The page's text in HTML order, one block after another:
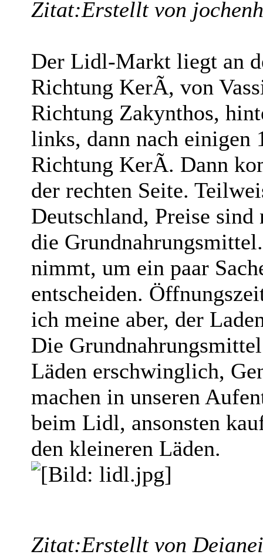
Zitat:Erstellt von
Der Lidl-Markt liegt an
Richtung KerÃ­, von
Richtung Zakynthos,
links, dann nach
Richtung KerÃ­. Dann
der rechten Seite.
Deutschland, Preise
die
nimmt, um ein paar
entscheiden.
ich meine aber, der
Die
Läden erschwinglich,
machen in unseren
beim Lidl, ansonsten
den kleineren Läden.
Zitat:Erstellt von